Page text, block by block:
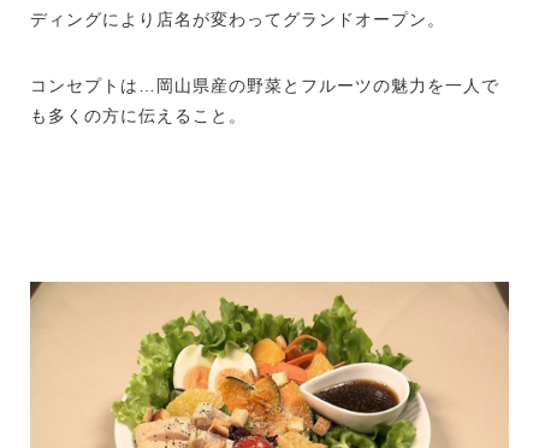
ディングにより店名が変わってグランドオープン。
コンセプトは…岡山県産の野菜とフルーツの魅力を一人で
も多くの方に伝えること。